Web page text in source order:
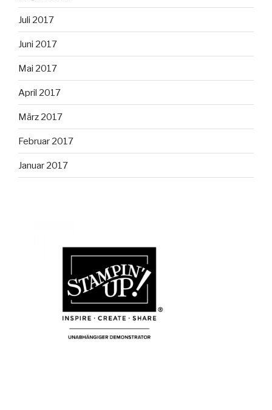
Juli 2017
Juni 2017
Mai 2017
April 2017
März 2017
Februar 2017
Januar 2017